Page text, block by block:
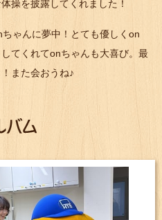
操を披露してくれました！
ゃんに夢中！とても優しくon
てくれてonちゃんも大喜び。最
また会おうね♪